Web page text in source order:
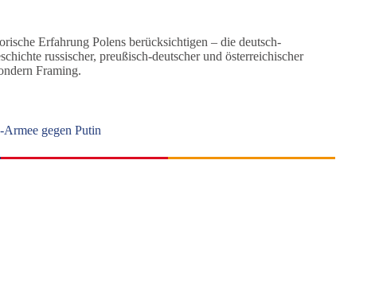
Erfahrung Polens berücksichtigen – die deutsch-
russischer, preußisch-deutscher und österreichischer
Framing.
gegen Putin